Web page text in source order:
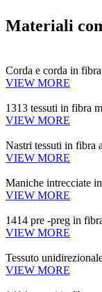
Materiali
Corda e corda in
VIEW MORE
1313 tessuti in fibra
VIEW MORE
Nastri tessuti in fibra
VIEW MORE
Maniche intrecciate
VIEW MORE
1414 pre -preg in
VIEW MORE
Tessuto
VIEW MORE